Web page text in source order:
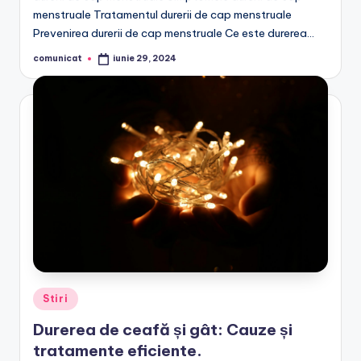
menstruale Tratamentul durerii de cap menstruale
Prevenirea durerii de cap menstruale Ce este durerea…
Posted
comunicat iunie 29, 2024
Posted
in
Stiri
Durerea de ceafă și gât: Cauze și
tratamente eficiente.